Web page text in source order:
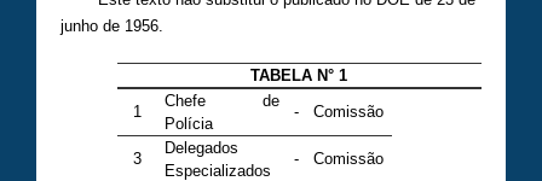
junho de 1956.
TABELA N° 1
1
Chefe de
Polícia
- Comissão
3
Delegados
Especializados
-
Comissão